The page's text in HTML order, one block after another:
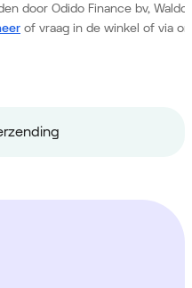
door Odido Finance bv,
of vraag in de winkel of via